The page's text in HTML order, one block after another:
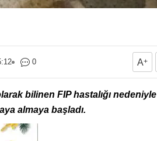
0 A+
bilinen FIP hastalığı nedeniyle
almaya başladı.